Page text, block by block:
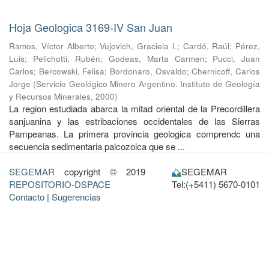
Hoja Geologica 3169-IV San Juan
Ramos, Víctor Alberto;Vujovich, Graciela I.; Cardó, Raúl; Pérez,
Luis; Pelichotti, Rubén;Godeas, Marta Carmen; Pucci, Juan
Carlos; Bercowski, Felisa; Bordonaro, Osvaldo;Chernicoff, Carlos
Jorge (Servicio Geológico Minero Argentino. Instituto de Geología
y Recursos Minerales, 2000)
La region estudiada abarca la mitad oriental de la Precordillera
sanjuanina y las estribaciones occidentales de las Sierras
Pampeanas. La primera provincia geologica comprendc una
secuencia sedimentaria palcozoica que se ...
SEGEMAR copyright © 2019
REPOSITORIO-DSPACE
Contacto | Sugerencias
SEGEMAR
Tel:(+5411) 5670-0101